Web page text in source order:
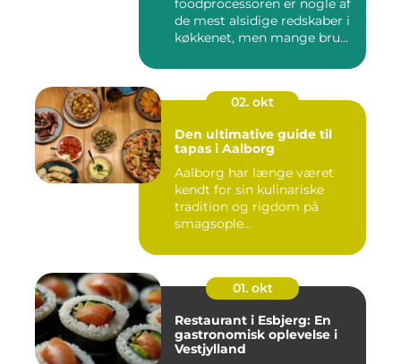
foodprocessoren er nogle af
de mest alsidige redskaber i
køkkenet, men mange bru...
02. okt
Den ultimative guide til
tapas i Aalborg
Aalborg har længe været
kendt for sin kulinariske
tradition og rigdom på
smagsople...
01. okt
Restaurant i Esbjerg: En
gastronomisk oplevelse i
Vestjylland